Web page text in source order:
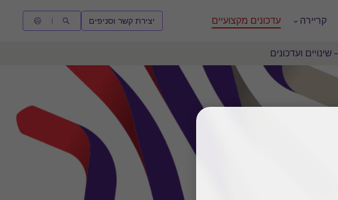
קריירה עדכונים מקצועיים יצירת קשר וסניפים